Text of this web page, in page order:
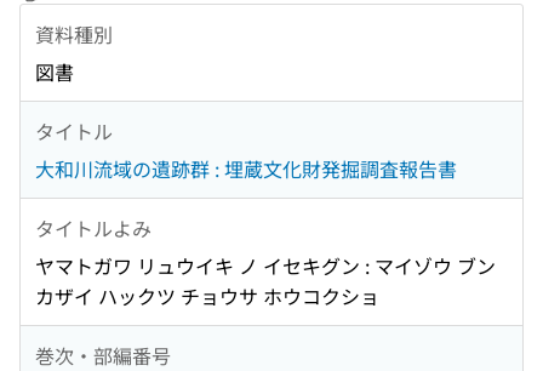
資料種別
図書
タイトル
大和川流域の遺跡群 : 埋蔵文化財発掘調査報告書
タイトルよみ
ヤマトガワ リュウイキ ノ イセキグン : マイゾウ ブン
カザイ ハックツ チョウサ ホウコクショ
巻次・部編番号